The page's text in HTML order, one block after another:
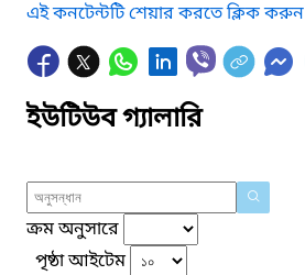
এই কনটেন্টটি শেয়ার করতে ক্লিক করুন
ইউটিউব গ্যালারি
ক্রম অনুসারে
পৃষ্ঠা আইটেম